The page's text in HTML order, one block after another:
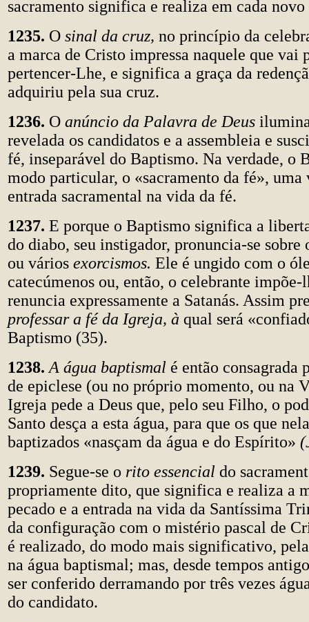
sacramento significa e realiza em cada
1235. O sinal da cruz, no princípio da
a marca de Cristo impressa naquele que vai
pertencer-Lhe, e significa a graça da
adquiriu pela sua cruz.
1236. O anúncio da Palavra de Deus
revelada os candidatos e a assembleia e
fé, inseparável do Baptismo. Na verdade, o
modo particular, o «sacramento da fé», uma
entrada sacramental na vida da fé.
1237. E porque o Baptismo significa a
do diabo, seu instigador, pronuncia-se sobre
ou vários exorcismos. Ele é ungido com o
catecúmenos ou, então, o celebrante impõe-
renuncia expressamente a Satanás. Assim
professar a fé da Igreja, à qual será
Baptismo (35).
1238. A água baptismal é então consagrada
de epiclese (ou no próprio momento, ou na
Igreja pede a Deus que, pelo seu Filho, o
Santo desça a esta água, para que os que
baptizados «nasçam da água e do Espírito»
1239. Segue-se o rito essencial do
propriamente dito, que significa e realiza a
pecado e a entrada na vida da Santíssima
da configuração com o mistério pascal de
é realizado, do modo mais significativo,
na água baptismal; mas, desde tempos
ser conferido derramando por três vezes
do candidato.